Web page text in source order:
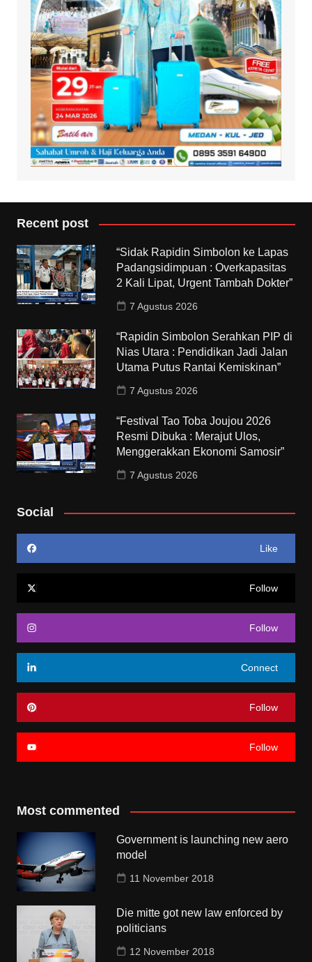
Recent post
“Sidak Rapidin Simbolon ke Lapas
Padangsidimpuan : Overkapasitas
2 Kali Lipat, Urgent Tambah Dokter”
7 Agustus 2026
“Rapidin Simbolon Serahkan PIP di
Nias Utara : Pendidikan Jadi Jalan
Utama Putus Rantai Kemiskinan”
7 Agustus 2026
“Festival Tao Toba Joujou 2026
Resmi Dibuka : Merajut Ulos,
Menggerakkan Ekonomi Samosir”
7 Agustus 2026
Social
Like
Follow
Follow
Connect
Follow
Follow
Most commented
Government is launching new aero
model
11 November 2018
Die mitte got new law enforced by
politicians
12 November 2018